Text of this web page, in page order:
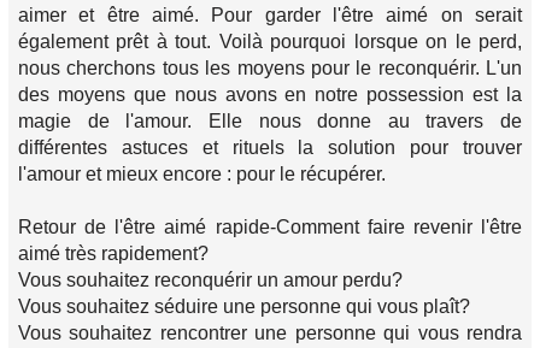
aimer et être aimé. Pour garder l'être aimé on serait
également prêt à tout. Voilà pourquoi lorsque on le perd,
nous cherchons tous les moyens pour le reconquérir. L'un
des moyens que nous avons en notre possession est la
magie de l'amour. Elle nous donne au travers de
différentes astuces et rituels la solution pour trouver
l'amour et mieux encore : pour le récupérer.
Retour de l'être aimé rapide-Comment faire revenir l'être
aimé très rapidement?
Vous souhaitez reconquérir un amour perdu?
Vous souhaitez séduire une personne qui vous plaît?
Vous souhaitez rencontrer une personne qui vous rendra